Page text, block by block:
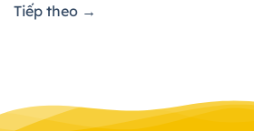
Tiếp theo →